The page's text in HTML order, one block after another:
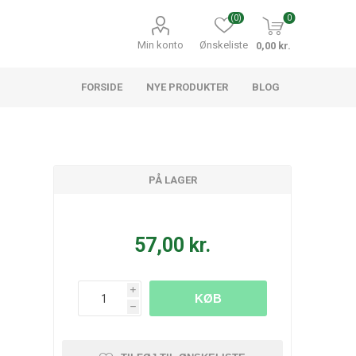
Min konto Ønskeliste
(0) 0
0,00 kr.
FORSIDE NYE PRODUKTER BLOG
PÅ LAGER
57,00 kr.
i
h
KØB